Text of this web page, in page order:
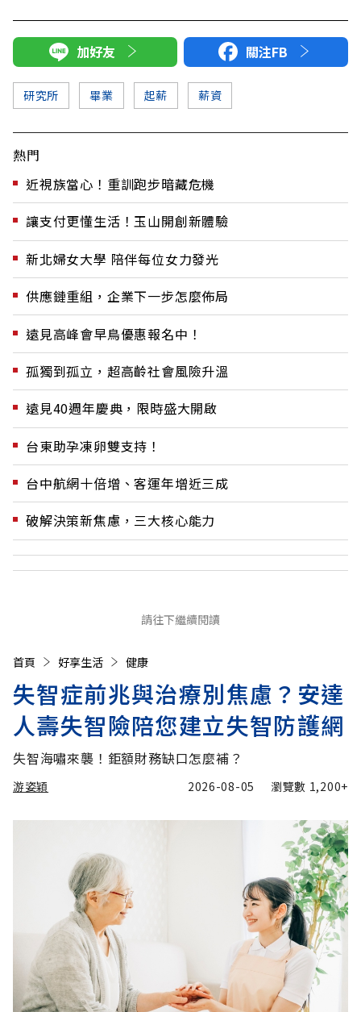
加好友 關注FB
研究所 畢業 起薪 薪資
熱門
近視族當心！重訓跑步暗藏危機
讓支付更懂生活！玉山開創新體驗
新北婦女大學 陪伴每位女力發光
供應鏈重組，企業下一步怎麼佈局
遠見高峰會早鳥優惠報名中！
孤獨到孤立，超高齡社會風險升溫
遠見40週年慶典，限時盛大開啟
台東助孕凍卵雙支持！
台中航網十倍增、客運年增近三成
破解決策新焦慮，三大核心能力
請往下繼續閱讀
首頁 好享生活 健康
失智症前兆與治療別焦慮？安達
人壽失智險陪您建立失智防護網
失智海嘯來襲！鉅額財務缺口怎麼補？
游姿穎 2026-08-05 瀏覽數 1,200+